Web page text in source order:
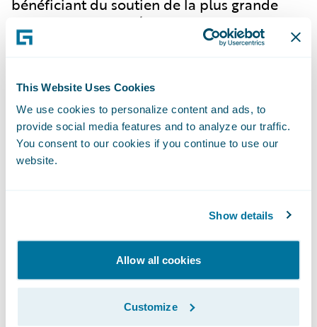
This Website Uses Cookies
We use cookies to personalize content and ads, to
provide social media features and to analyze our traffic.
You consent to our cookies if you continue to use our
website.
Show details
Allow all cookies
Customize
équipe de R&D, et l’écosystème de
partenaires le plus vaste du secteur. Notre
localisation et l'innovation.
Pour plus de renseignements, veuillez
consulter notre sitewww.guidewire.fr
Suivez-nous surX(anciennement connu
comme Twitter) et
Agence OneChocolate
+33 1 41 31 75 06
elodie@onechocolate.fr